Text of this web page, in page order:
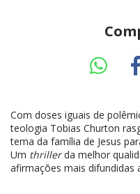
Com doses iguais de
teologia Tobias Churton
tema da família de Jesus
Um thrillerda melhor
afirmações mais difundidas